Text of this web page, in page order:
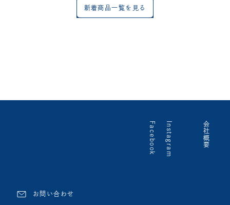
新着商品一覧を見る
会社概要
Instagram
Facebook
お問い合わせ